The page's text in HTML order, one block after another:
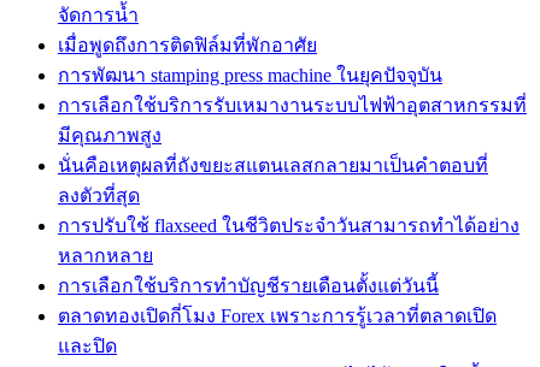
จัดการน้ำ
เมื่อพูดถึงการติดฟิล์มที่พักอาศัย
การพัฒนา stamping press machine ในยุคปัจจุบัน
การเลือกใช้บริการรับเหมางานระบบไฟฟ้าอุตสาหกรรมที่
มีคุณภาพสูง
นั่นคือเหตุผลที่ถังขยะสแตนเลสกลายมาเป็นคำตอบที่
ลงตัวที่สุด
การปรับใช้ flaxseed ในชีวิตประจำวันสามารถทำได้อย่าง
หลากหลาย
การเลือกใช้บริการทำบัญชีรายเดือนตั้งแต่วันนี้
ตลาดทองเปิดกี่โมง Forex เพราะการรู้เวลาที่ตลาดเปิด
และปิด